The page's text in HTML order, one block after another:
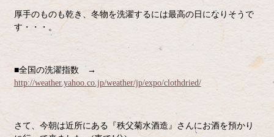
厚手のものも乾き、冬物を洗濯するには最高の日になりそうで
す・・・。
■全国の洗濯指数 →
http://weather.yahoo.co.jp/weather/jp/expo/clothdried/
さて、今朝は近所にある『秩父菊水酒造』さんにお酒を預かり